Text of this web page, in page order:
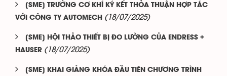
[SME] TRƯỜNG CƠ KHÍ KÝ KẾT THỎA THUẬN HỢP TÁC
VỚI CÔNG TY AUTOMECH
(18/07/2025)
[SME] HỘI THẢO THIẾT BỊ ĐO LƯỜNG CỦA ENDRESS +
HAUSER (18/07/2025)
[SME] KHAI GIẢNG KHÓA ĐẦU TIÊN CHƯƠNG TRÌNH